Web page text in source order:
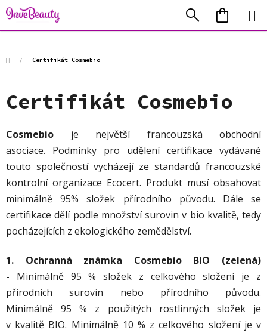
Přejít
na
obsah
Hledat
KOŠÍK
Domů/ Certifikát Cosmebio
Certifikát Cosmebio
Cosmebio je největší francouzská obchodní
asociace. Podmínky pro udělení certifikace vydávané
touto společností vycházejí ze standardů francouzské
kontrolní organizace Ecocert. Produkt musí obsahovat
minimálně 95% složek přírodního původu. Dále se
certifikace dělí podle množství surovin v bio kvalitě, tedy
pocházejících z ekologického zemědělství.
1. Ochranná známka Cosmebio BIO (zelená)
- Minimálně 95 % složek z celkového složení je z
přírodních surovin nebo přírodního původu.
Minimálně 95 % z použitých rostlinných složek je
v kvalitě BIO. Minimálně 10 % z celkového složení je v